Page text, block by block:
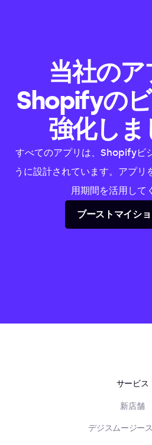
当社の
Shopifyの
強化しま
すべてのアプリは、Shopifyビ
うに設計されています。アプリ
用期間を活用して
ブーストマイシ
サービス
新店舗
デジスムージー